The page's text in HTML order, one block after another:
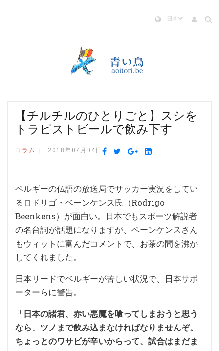
【チルチルのひとりごと】スシを
トラピストビールで飲み下す
コラム 2018年07月04日
ベルギーの仏語の放送局でサッカー実況をしてい
るロドリゴ・ベーンケンス氏（Rodrigo
Beenkens）が面白い。日本でもスポーツ解説者
の名台詞が話題になりますが、ベーンケンスさん
もウィットに富んだコメントで、お茶の間を沸か
してくれました。
日本リードでベルギーが苦しい状況で、日本サポ
ーターらに警告。
「日本の諸君、赤い悪魔を喰ってしまおうと思う
なら、ツノまで飲み込まなければなりませんぞ。
ちょっとのワサビが辛いからって、試合はまだま